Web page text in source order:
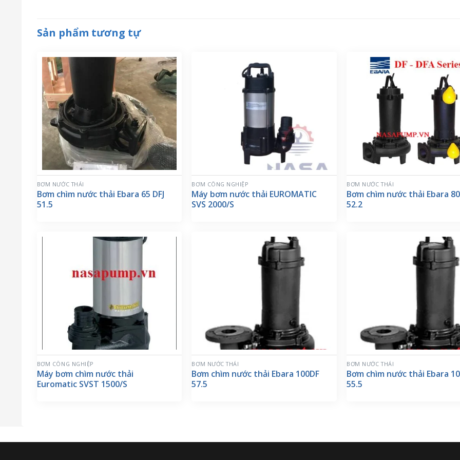
Sản phẩm tương tự
BƠM NƯỚC THẢI
Bơm chìm nước thải Ebara 65 DFJ
51.5
BƠM CÔNG NGHIỆP
Máy bơm nước thải EUROMATIC
SVS 2000/S
BƠM NƯỚC THẢI
Bơm chìm nước thải Ebara
52.2
BƠM CÔNG NGHIỆP
Máy bơm chìm nước thải
Euromatic SVST 1500/S
BƠM NƯỚC THẢI
Bơm chìm nước thải Ebara 100DF
57.5
BƠM NƯỚC THẢI
Bơm chìm nước thải Ebara
55.5